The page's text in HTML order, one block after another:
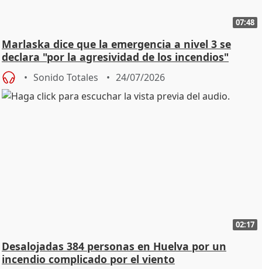
07:48
Marlaska dice que la emergencia a nivel 3 se
declara "por la agresividad de los incendios"
Sonido Totales 24/07/2026
02:17
Desalojadas 384 personas en Huelva por un
incendio complicado por el viento